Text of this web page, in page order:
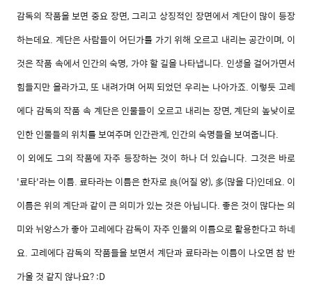
감독의 작품을 보면 중요 장면, 그리고 상징적인 장면에서 계단이 많이 등장
하는데요. 계단은 사람들이 어딘가를 가기 위해 오르고 내리는 공간이며, 이
것은 작품 속에서 인간의 숙명, 가야 할 길을 나타냅니다. 인생을 걸어가면서
힘들지만 올라가고, 또 내려가며 어찌 되었던 우리는 나아가죠. 이렇듯 고레
에다 감독의 작품 속 계단은 인물들이 오르고 내리는 장면, 계단의 높낮이로
인한 인물들의 위치를 보여주며 인간관계, 인간의 숙명들을 보여줍니다.
이 외에도 그의 작품에 자주 등장하는 것이 하나 더 있습니다. 그것은 바로
'료타'라는 이름. 료타라는 이름은 한자로 良(어질 양), 多(많을 다)인데요. 이
이름은 위의 계단과 같이 큰 의미가 있는 것은 아닙니다. 좋은 것이 많다는 의
미와 뉘앙스가 좋아 고레에다 감독이 자주 인물의 이름으로 활용한다고 하네
요. 고레에다 감독의 작품들을 보면서 계단과 료타라는 이름이 나오면 참 반
가울 것 같지 않나요? :D